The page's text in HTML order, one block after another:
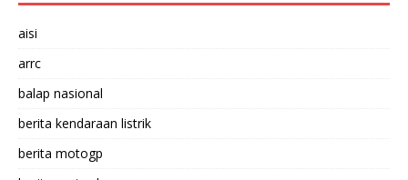
aisi
arrc
balap nasional
berita kendaraan listrik
berita motogp